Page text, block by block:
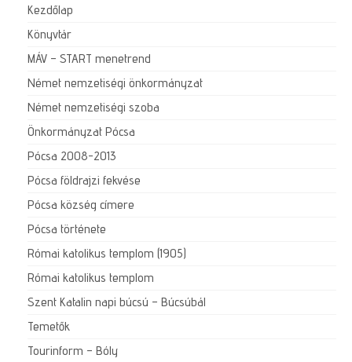
Kezdőlap
Könyvtár
MÁV – START menetrend
Német nemzetiségi önkormányzat
Német nemzetiségi szoba
Önkormányzat Pócsa
Pócsa 2008-2013
Pócsa földrajzi fekvése
Pócsa község címere
Pócsa története
Római katolikus templom (1905)
Római katolikus templom
Szent Katalin napi búcsú – Búcsúbál
Temetők
Tourinform – Bóly